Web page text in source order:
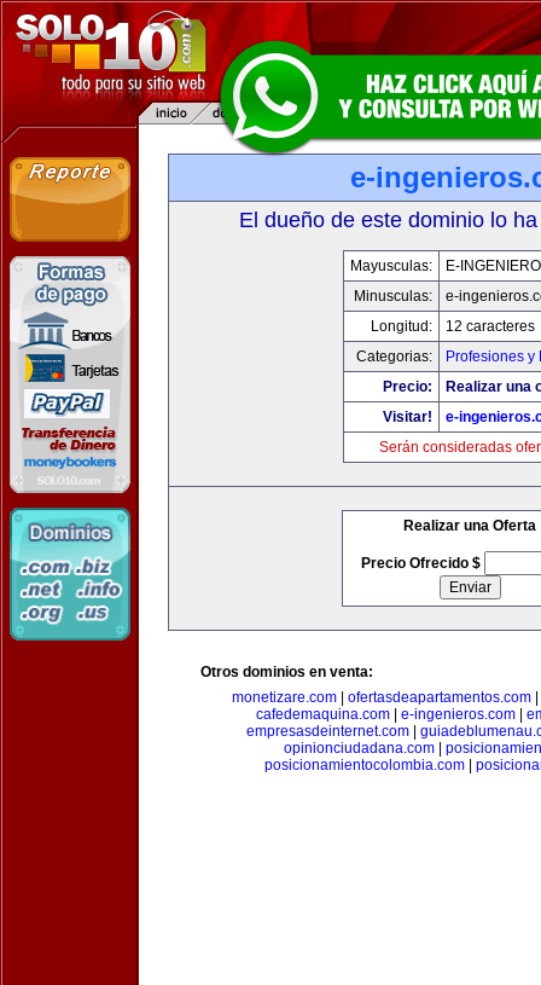
e-
El dueño de este dominio lo
Mayusculas:
E-
Minusculas:
e-
Longitud:
12 caracteres
Categorias:
Profesiones y
Precio:
Realizar una
Visitar!
e-
Serán consideradas
Realizar una Oferta
Precio Ofrecido $
Otros dominios en venta:
monetizare.com
ofertasdeapartamentos.com
cafedemaquina.com
e-ingenieros.com
empresasdeinternet.com|
opinionciudadana.com
posicionamientocolombia.com|